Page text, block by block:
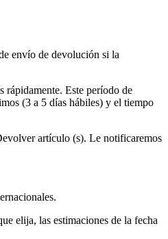
envío de devolución si la
rápidamente. Este período de
(3 a 5 días hábiles) y el tiempo
artículo (s). Le notificaremos
elija, las estimaciones de la fecha